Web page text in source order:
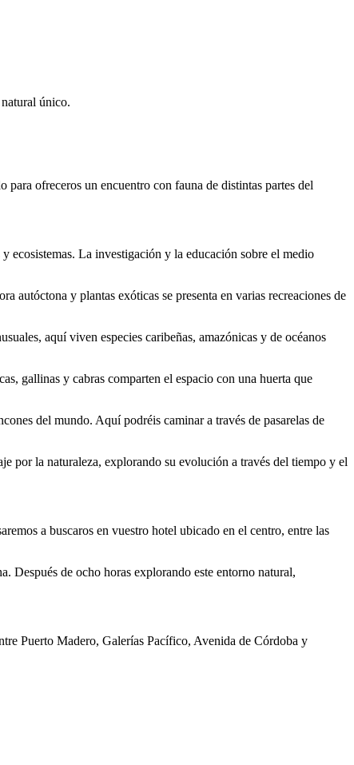
único.
ofreceros un encuentro con fauna de distintas partes del
ecosistemas. La investigación y la educación sobre el medio
autóctona y plantas exóticas se presenta en varias recreaciones de
aquí viven especies caribeñas, amazónicas y de océanos
gallinas y cabras comparten el espacio con una huerta que
del mundo. Aquí podréis caminar a través de pasarelas de
por la naturaleza, explorando su evolución a través del tiempo y el
a buscaros en vuestro hotel ubicado en el centro, entre las
Después de ocho horas explorando este entorno natural,
Puerto Madero, Galerías Pacífico, Avenida de Córdoba y